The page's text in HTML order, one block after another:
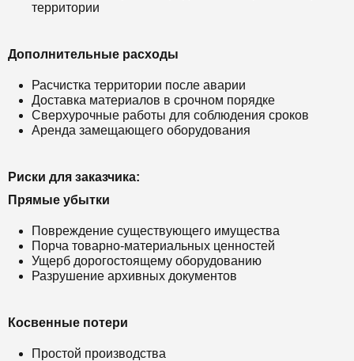
территории
Дополнительные расходы
Расчистка территории после аварии
Доставка материалов в срочном порядке
Сверхурочные работы для соблюдения сроков
Аренда замещающего оборудования
Риски для заказчика:
Прямые убытки
Повреждение существующего имущества
Порча товарно-материальных ценностей
Ущерб дорогостоящему оборудованию
Разрушение архивных документов
Косвенные потери
Простой производства